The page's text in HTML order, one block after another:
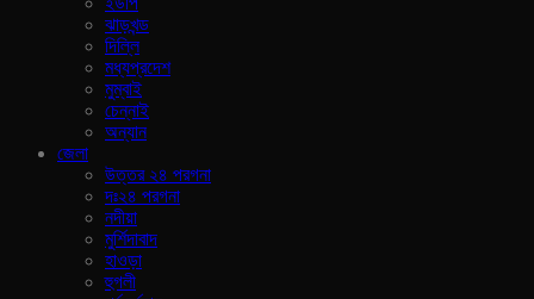
ঝাড়খন্ড
দিল্লি
মধ্যপ্রদেশ
মুম্বাই
চেন্নাই
অন্যান
জেলা
উত্তর ২৪ পরগনা
দঃ২৪ পরগনা
নদীয়া
মুর্শিদাবাদ
হাওড়া
হুগলী